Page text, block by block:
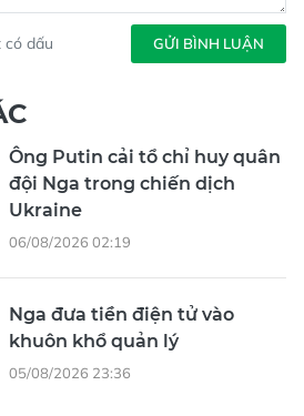
có dấu GỬI BÌNH LUẬN
Ông Putin cải tổ chỉ huy quân
đội Nga trong chiến dịch
Ukraine
06/08/2026 02:19
Nga đưa tiền điện tử vào
khuôn khổ quản lý
05/08/2026 23:36